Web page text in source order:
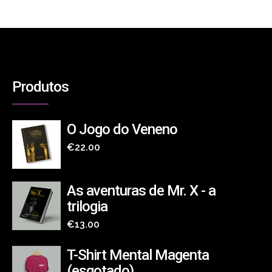
Produtos
O Jogo do Veneno
€22.00
As aventuras de Mr. X - a
trilogia
€13.00
T-Shirt Mental Magenta